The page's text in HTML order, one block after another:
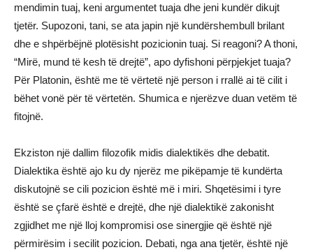
mendimin tuaj, keni argumentet tuaja dhe jeni kundër dikujt
tjetër. Supozoni, tani, se ata japin një kundërshembull brilant
dhe e shpërbëjnë plotësisht pozicionin tuaj. Si reagoni? A thoni,
“Mirë, mund të kesh të drejtë”, apo dyfishoni përpjekjet tuaja?
Për Platonin, është me të vërtetë një person i rrallë ai të cilit i
bëhet vonë për të vërtetën. Shumica e njerëzve duan vetëm të
fitojnë.
Ekziston një dallim filozofik midis dialektikës dhe debatit.
Dialektika është ajo ku dy njerëz me pikëpamje të kundërta
diskutojnë se cili pozicion është më i miri. Shqetësimi i tyre
është se çfarë është e drejtë, dhe një dialektikë zakonisht
zgjidhet me një lloj kompromisi ose sinergjie që është një
përmirësim i secilit pozicion. Debati, nga ana tjetër, është një